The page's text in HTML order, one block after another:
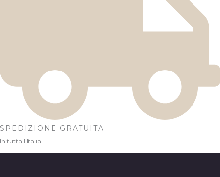
SPEDIZIONE GRATUITA
In tutta l'Italia